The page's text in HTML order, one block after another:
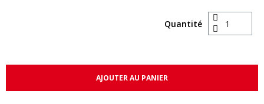
Quantité
AJOUTER AU PANIER